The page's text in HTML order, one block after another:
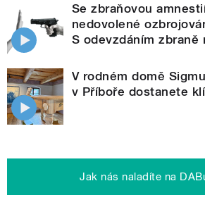
Se zbraňovou
nedovolené
S odevzdáním zbraně
V rodném domě
v Příboře dostanete
Jak nás naladíte na